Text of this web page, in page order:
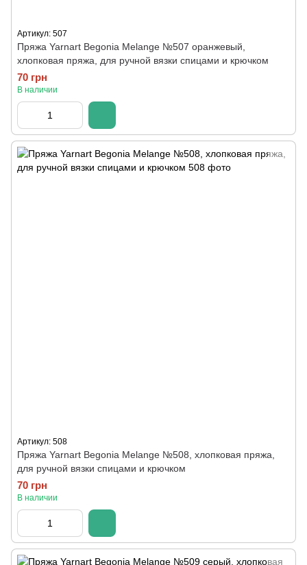
Артикул: 507
Пряжа Yarnart Begonia Melange №507 оранжевый,
хлопковая пряжа, для ручной вязки спицами и крючком
70 грн
В наличии
Артикул: 508
Пряжа Yarnart Begonia Melange №508, хлопковая пряжа,
для ручной вязки спицами и крючком
70 грн
В наличии